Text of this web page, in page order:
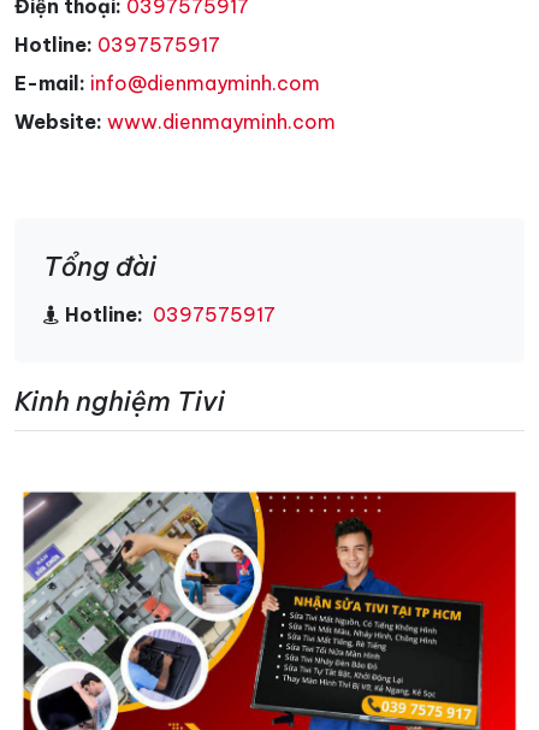
Điện thoại: 0397575917
Hotline: 0397575917
E-mail: info@dienmayminh.com
Website: www.dienmayminh.com
Tổng đài
Hotline: 0397575917
Kinh nghiệm Tivi